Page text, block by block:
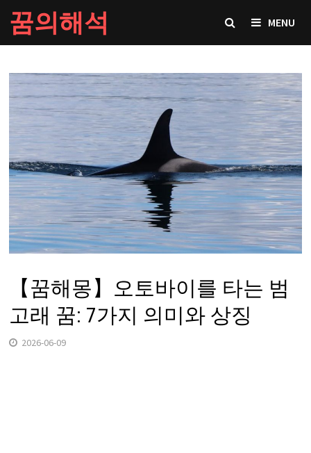
Skip
to
content
꿈의해석 MENU
【꿈해몽】오토바이를 타는 범
고래 꿈: 7가지 의미와 상징
2026-06-09